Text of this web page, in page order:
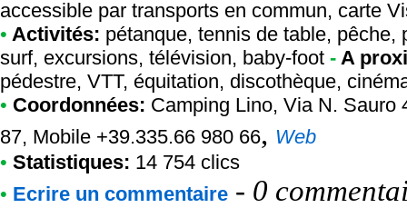
accessible par transports en commun, carte
• Activités: pétanque, tennis de table,
surf, excursions, télévision, baby-foot - A
pédestre, VTT, équitation, discothèque,
• Coordonnées: Camping Lino, Via N. Sauro
87, Mobile +39.335.66 980 66, Web
• Statistiques: 14 754 clics
• Ecrire un commentaire - 0